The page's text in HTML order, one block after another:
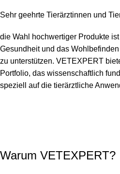
Sehr geehrte Tierärztinnen und
die Wahl hochwertiger Produkte
Gesundheit und das
zu unterstützen. VETEXPERT
Portfolio, das wissenschaftlich
speziell auf die tierärztliche
Warum VETEXPERT?